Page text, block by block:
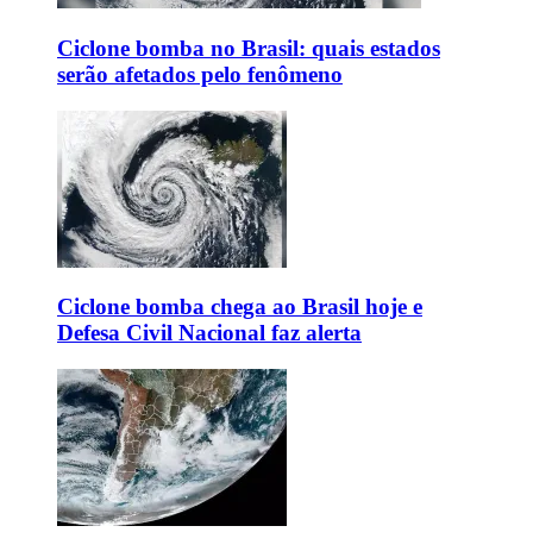
Ciclone bomba no Brasil: quais estados
serão afetados pelo fenômeno
Ciclone bomba chega ao Brasil hoje e
Defesa Civil Nacional faz alerta